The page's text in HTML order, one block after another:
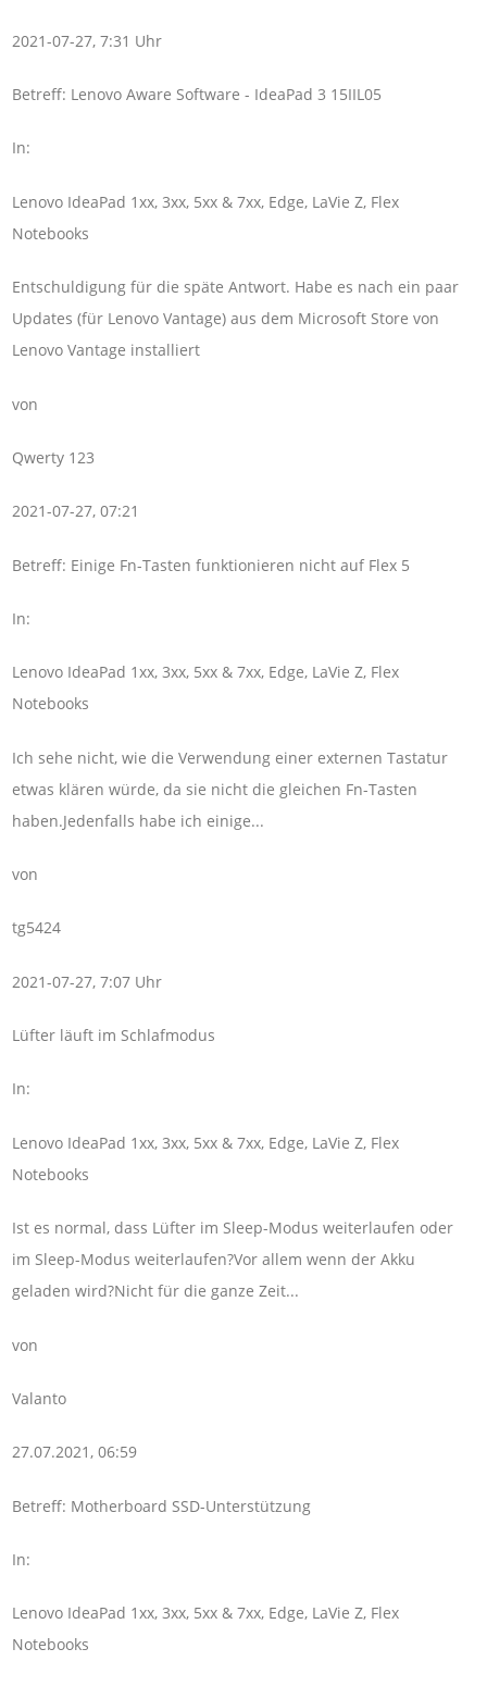
2021-07-27, 7:31 Uhr
Betreff: Lenovo Aware Software - IdeaPad 3 15IIL05
In:
Lenovo IdeaPad 1xx, 3xx, 5xx & 7xx, Edge, LaVie Z, Flex
Notebooks
Entschuldigung für die späte Antwort. Habe es nach ein paar
Updates (für Lenovo Vantage) aus dem Microsoft Store von
Lenovo Vantage installiert
von
Qwerty 123
2021-07-27, 07:21
Betreff: Einige Fn-Tasten funktionieren nicht auf Flex 5
In:
Lenovo IdeaPad 1xx, 3xx, 5xx & 7xx, Edge, LaVie Z, Flex
Notebooks
Ich sehe nicht, wie die Verwendung einer externen Tastatur
etwas klären würde, da sie nicht die gleichen Fn-Tasten
haben.Jedenfalls habe ich einige...
von
tg5424
2021-07-27, 7:07 Uhr
Lüfter läuft im Schlafmodus
In:
Lenovo IdeaPad 1xx, 3xx, 5xx & 7xx, Edge, LaVie Z, Flex
Notebooks
Ist es normal, dass Lüfter im Sleep-Modus weiterlaufen oder
im Sleep-Modus weiterlaufen?Vor allem wenn der Akku
geladen wird?Nicht für die ganze Zeit...
von
Valanto
27.07.2021, 06:59
Betreff: Motherboard SSD-Unterstützung
In:
Lenovo IdeaPad 1xx, 3xx, 5xx & 7xx, Edge, LaVie Z, Flex
Notebooks